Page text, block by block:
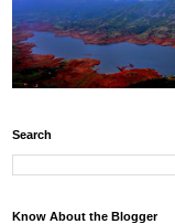
Search
Know About the Blogger